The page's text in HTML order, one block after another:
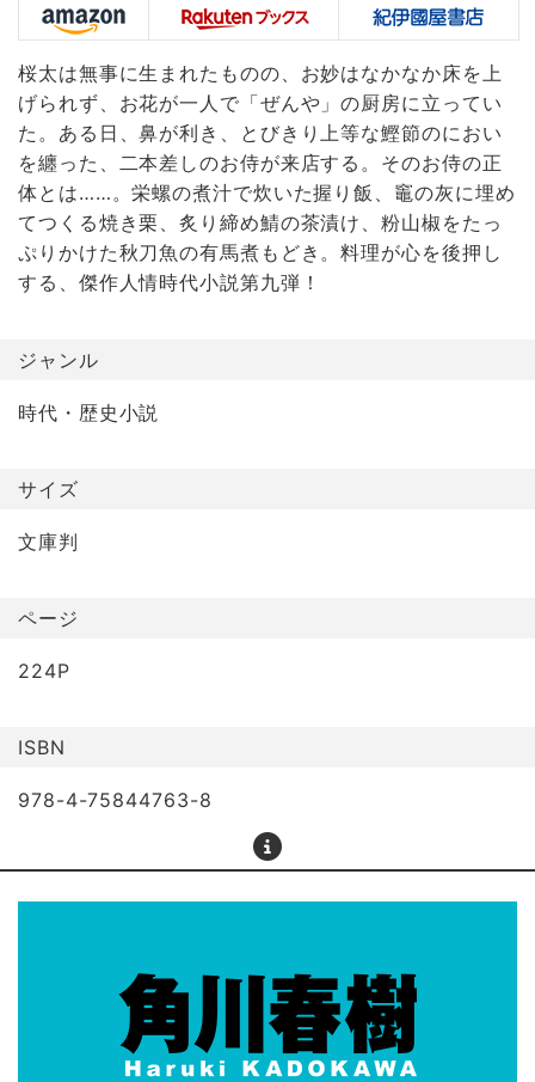
桜太は無事に生まれたものの、お妙はなかなか床を上
げられず、お花が一人で「ぜんや」の厨房に立ってい
た。ある日、鼻が利き、とびきり上等な鰹節のにおい
を纏った、二本差しのお侍が来店する。そのお侍の正
体とは……。栄螺の煮汁で炊いた握り飯、竈の灰に埋め
てつくる焼き栗、炙り締め鯖の茶漬け、粉山椒をたっ
ぷりかけた秋刀魚の有馬煮もどき。料理が心を後押し
する、傑作人情時代小説第九弾！
ジャンル
時代・歴史小説
サイズ
文庫判
ページ
224P
ISBN
978-4-75844763-8